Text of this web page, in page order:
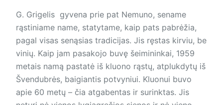
G. Grigelis gyvena prie pat Nemuno, sename
rąstiniame name, statytame, kaip pats pabrėžia,
pagal visas senąsias tradicijas. Jis ręstas kirviu, be
vinių. Kaip jam pasakojo buvę šeimininkai, 1959
metais namą pastatė iš kluono rąstų, atplukdytų iš
Švendubrės, baigiantis potvyniui. Kluonui buvo
apie 60 metų – čia atgabentas ir surinktas. Jis